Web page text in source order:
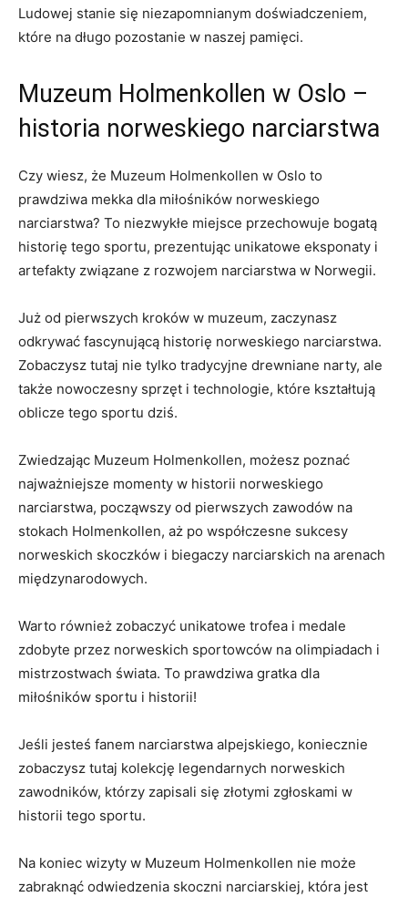
Ludowej ⁤stanie ⁢się niezapomnianym‍ doświadczeniem,
które na ⁣długo⁤ pozostanie w ‌naszej pamięci.
Muzeum Holmenkollen‍ w ⁣Oslo ‌–
historia norweskiego narciarstwa
Czy wiesz, ⁢że Muzeum Holmenkollen w Oslo to ​
prawdziwa mekka⁣ dla ⁤miłośników norweskiego
narciarstwa? To niezwykłe miejsce⁢ przechowuje bogatą
historię‍ tego sportu, prezentując unikatowe eksponaty ⁣i⁢
artefakty związane ​z ⁤rozwojem narciarstwa w Norwegii.
Już ⁣od ‍pierwszych⁤ kroków w ⁢muzeum, zaczynasz
odkrywać‌ fascynującą historię norweskiego ⁣narciarstwa.
Zobaczysz tutaj nie tylko tradycyjne ‌drewniane narty, ale
także nowoczesny⁤ sprzęt i technologie, które kształtują
oblicze tego sportu dziś.
Zwiedzając Muzeum Holmenkollen, możesz poznać
najważniejsze momenty ⁣w historii norweskiego⁣
narciarstwa, począwszy od pierwszych zawodów na
stokach Holmenkollen, aż po ‍współczesne ⁣sukcesy
norweskich skoczków i biegaczy narciarskich na arenach‌
międzynarodowych.
Warto ⁢również zobaczyć unikatowe trofea i⁣ medale
‍zdobyte przez norweskich ⁣sportowców na ‍olimpiadach i
mistrzostwach świata. To​ prawdziwa gratka ⁣dla
miłośników‍ sportu‍ i⁢ historii!
Jeśli jesteś fanem narciarstwa⁢ alpejskiego,‍ koniecznie
‍zobaczysz tutaj‌ kolekcję legendarnych norweskich
‍zawodników, którzy zapisali się złotymi zgłoskami w
historii tego ⁢sportu.
Na koniec wizyty w Muzeum⁢ Holmenkollen nie może
zabraknąć odwiedzenia skoczni ⁣narciarskiej, która jest